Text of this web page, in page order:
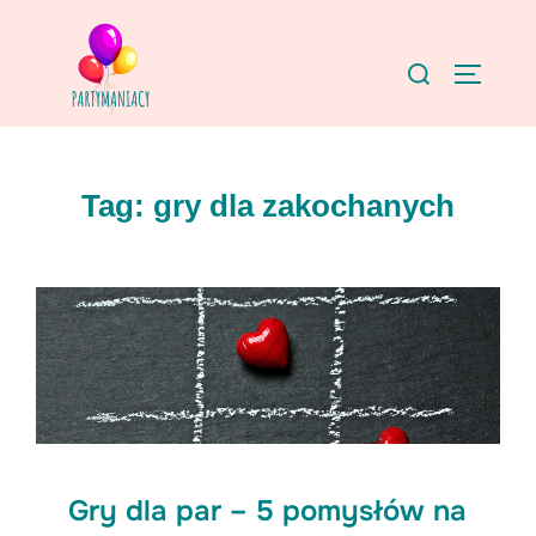
Search
Tag: gry dla zakochanych
Gry dla par – 5 pomysłów na